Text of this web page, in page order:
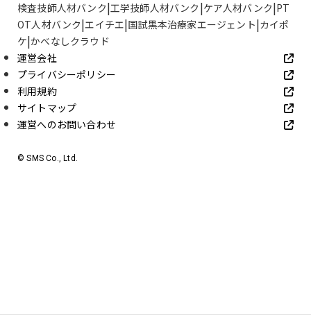
検査技師人材バンク 工学技師人材バンク ケア人材バンク PT
OT人材バンク エイチエ 国試黒本治療家エージェント カイポ
ケ かべなしクラウド
運営会社
プライバシーポリシー
利用規約
サイトマップ
運営へのお問い合わせ
© SMS Co., Ltd.